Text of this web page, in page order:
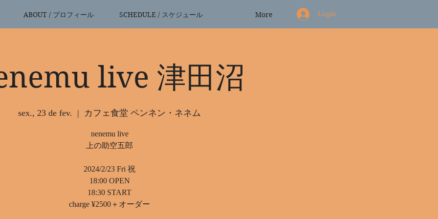
ABOUT / プロフィール SCHEDULE / スケジュール More Login
live 津田沼
sex., 23 de fev.
  |
カフェ食堂 ペンネン・ネネム
nenemu live
上の助空五郎
2024/2/23 Fri 祝
18:00 OPEN
18:30 START
charge ¥2500＋オーダー